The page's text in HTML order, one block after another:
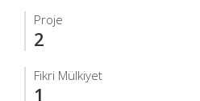
Proje
2
Fikri Mülkiyet
1